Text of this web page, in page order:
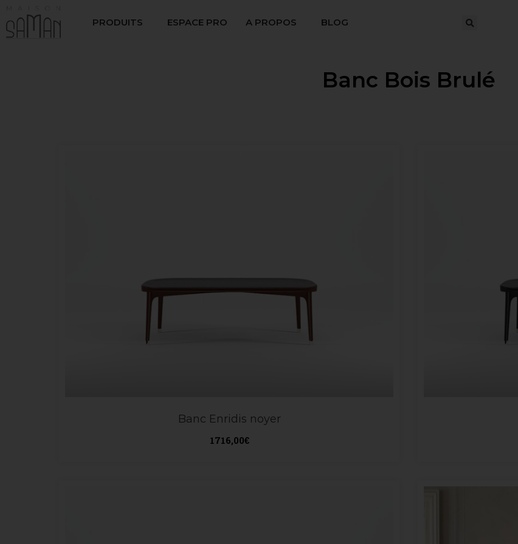
PRODUITS ESPACE PRO A PROPOS BLOG
Banc Bois Brulé
Banc Enridis noyer
1716,00€